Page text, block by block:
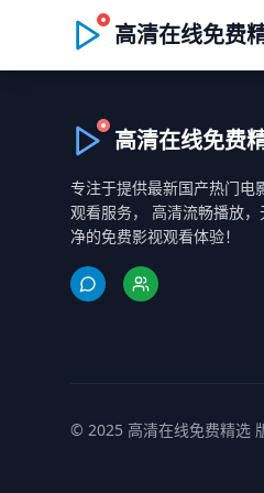
高清在线免费
高清在线免费
专注于提供最新国产热门电
观看服务， 高清流畅播放
净的免费影视观看体验！
© 2025 高清在线免费精选